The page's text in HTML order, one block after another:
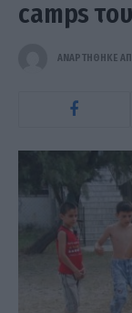
camps
ΑΝΑΡΤΗΘΗΚΕ